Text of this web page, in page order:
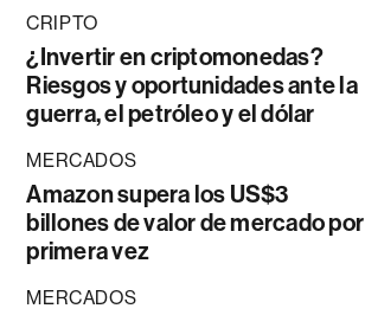
CRIPTO
¿Invertir en criptomonedas?
Riesgos y oportunidades ante la
guerra, el petróleo y el dólar
MERCADOS
Amazon supera los US$3
billones de valor de mercado por
primera vez
MERCADOS